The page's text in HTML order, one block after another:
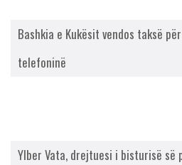
Bashkia e Kukësit vendos taksë
telefoninë
Ylber Vata, drejtuesi i bisturisë së